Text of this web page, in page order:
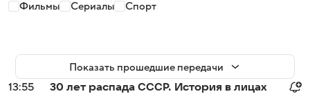
Фильмы Сериалы Спорт
Показать прошедшие передачи
13:55
30 лет распада СССР. История в лицах